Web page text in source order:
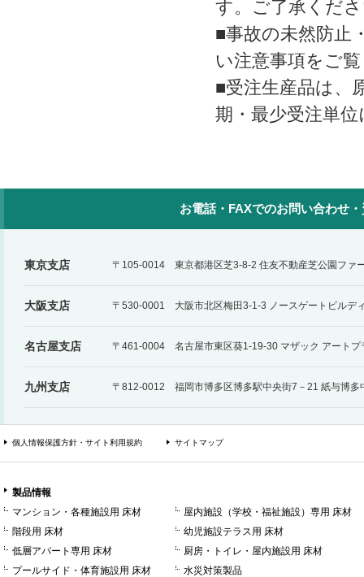
す。ご了承くだ
■事故の未然防止
い注意事項をご
■受注生産品は、
期・最少受注単
お電話・FAXでのお問い合わせ
東京支店 〒105-0014 東京都港区芝3-8-2 住友不動産芝公園ファ
大阪支店 〒530-0001 大阪市北区梅田3-1-3 ノースゲートビルデ
名古屋支店 〒461-0004 名古屋市東区葵1-19-30 マザック アートプ
九州支店 〒812-0012 福岡市博多区博多駅中央街7－21 紙与博多
個人情報保護方針・サイト利用規約 サイトマップ
製品情報
マンション・各種施設用 床材
階段用 床材
低層アパート専用 床材
プールサイド・体育施設用 床材
屋内施設（学校・福祉施設）専用 床材
幼児施設テラス用 床材
厨房・トイレ・屋内施設用 床材
水災対策製品